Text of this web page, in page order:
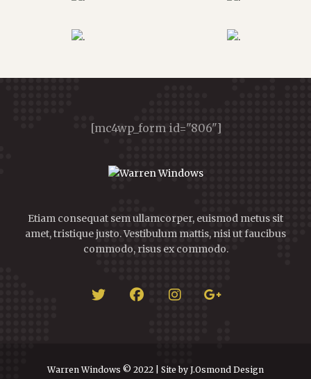
[mc4wp_form id="806"]
Etiam consequat sem ullamcorper, euismod metus sit
amet, tristique justo. Vestibulum mattis, nisi ut faucibus
commodo, risus ex commodo.
Warren Windows © 2022 | Site by J.Osmond Design